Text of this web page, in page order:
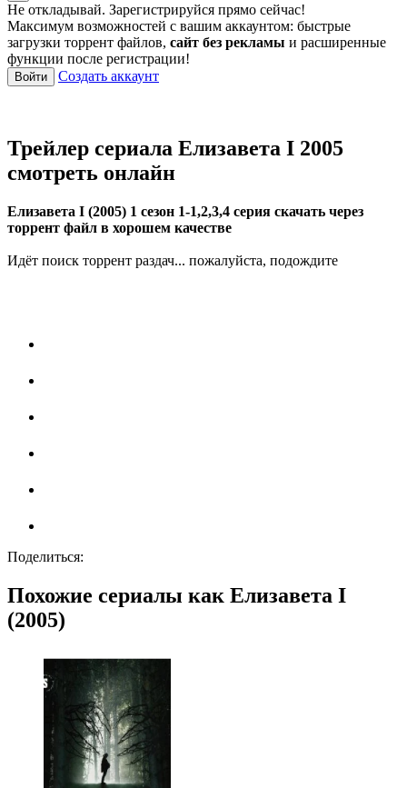
Не откладывай. Зарегистрируйся прямо сейчас!
Максимум возможностей с вашим аккаунтом: быстрые
загрузки торрент файлов, сайт без рекламы и расширенные
функции после регистрации!
Войти Создать аккаунт
Трейлер сериала Елизавета I 2005
смотреть онлайн
Елизавета I (2005) 1 сезон 1-1,2,3,4 серия скачать через
торрент файл в хорошем качестве
Идёт поиск торрент раздач... пожалуйста, подождите
Поделиться:
Похожие сериалы как Елизавета I
(2005)